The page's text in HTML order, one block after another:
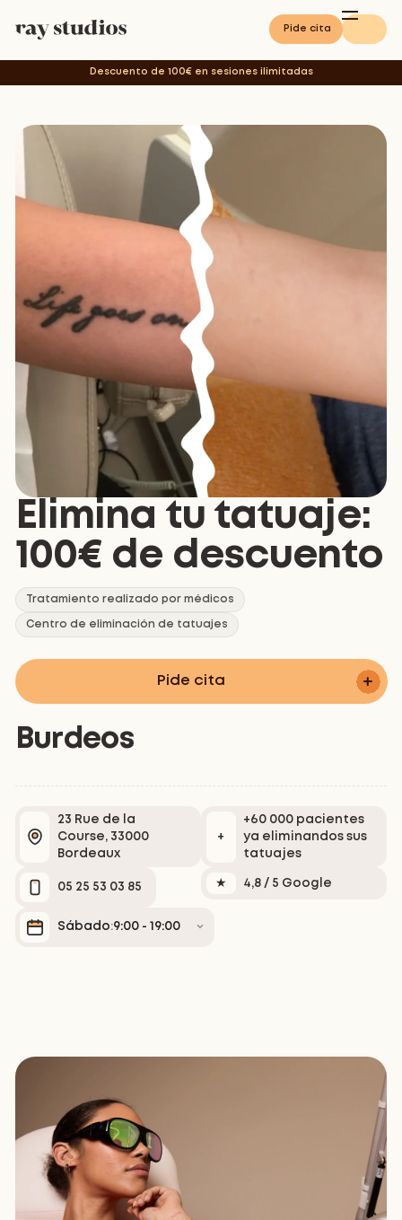
Pide cita
Descuento de 100€ en sesiones ilimitadas
Elimina tu tatuaje:
100€ de descuento
Tratamiento realizado por médicos
Centro de eliminación de tatuajes
Pide cita
Burdeos
23 Rue de la
Course, 33000
Bordeaux
05 25 53 03 85
Sábado 9:00 - 19:00
+
+60 000 pacientes
ya eliminandos sus
tatuajes
★ 4,8 / 5 Google
↓ VER MÁS RESULTADOS↓